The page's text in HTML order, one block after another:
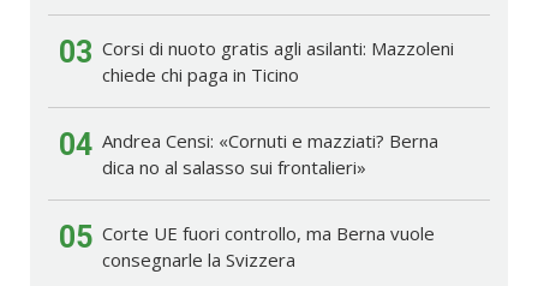
03 Corsi di nuoto gratis agli asilanti: Mazzoleni
chiede chi paga in Ticino
04 Andrea Censi: «Cornuti e mazziati? Berna
dica no al salasso sui frontalieri»
05 Corte UE fuori controllo, ma Berna vuole
consegnarle la Svizzera